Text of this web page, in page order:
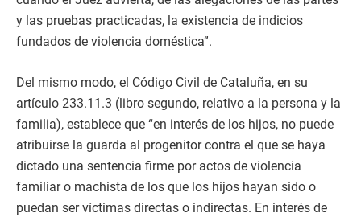
y las pruebas practicadas, la existencia de indicios
fundados de violencia doméstica”.
Del mismo modo, el Código Civil de Cataluña, en su
artículo 233.11.3 (libro segundo, relativo a la persona y la
familia), establece que “en interés de los hijos, no puede
atribuirse la guarda al progenitor contra el que se haya
dictado una sentencia firme por actos de violencia
familiar o machista de los que los hijos hayan sido o
puedan ser víctimas directas o indirectas. En interés de